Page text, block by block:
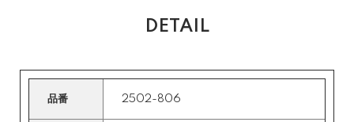
DETAIL
品番 2502-806